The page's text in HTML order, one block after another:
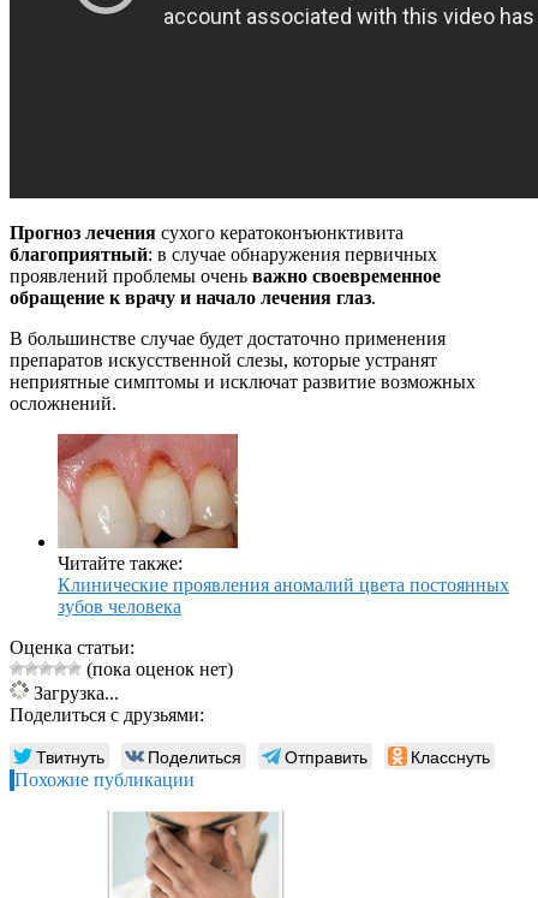
Прогноз лечения сухого кератоконъюнктивита
благоприятный: в случае обнаружения первичных
проявлений проблемы очень важно своевременное
обращение к врачу и начало лечения глаз.
В большинстве случае будет достаточно применения
препаратов искусственной слезы, которые устранят
неприятные симптомы и исключат развитие возможных
осложнений.
Читайте также:
Клинические проявления аномалий цвета постоянных
зубов человека
Оценка статьи:
(пока оценок нет)
Загрузка...
Поделиться с друзьями:
Твитнуть Поделиться Отправить Класснуть
Похожие публикации